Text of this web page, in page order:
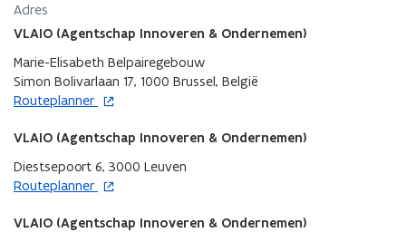
i
e
u
w
v
e
n
t
e
Adres
VLAIO (Agentschap Innoveren & Ondernemen)
Marie-Elisabeth Belpairegebouw
Simon Bolivarlaan 17, 1000 Brussel, België
Routeplanner
o
e
t
i
n
VLAIO (Agentschap Innoveren & Ondernemen)
Diestsepoort 6, 3000 Leuven
Routeplanner
o
e
VLAIO (Agentschap Innoveren & Ondernemen)